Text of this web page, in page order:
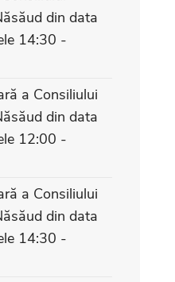
din data
14:30 -
a Consiliului
din data
12:00 -
a Consiliului
din data
14:30 -